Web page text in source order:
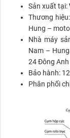
Sản xuất tại:
Thương
Hung –
Nhà máy
Nam –
24 Đông Anh
Bảo hành:
Phân phối